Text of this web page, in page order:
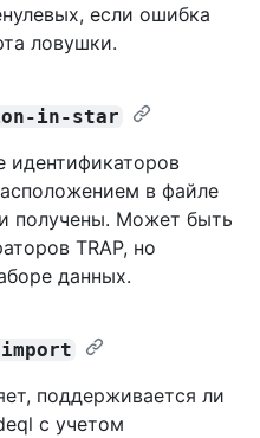
если ошибка
ловушки.
in-star
идентификаторов
в файле
получены. Может быть
TRAP, но
данных.
поддерживается ли
с учетом